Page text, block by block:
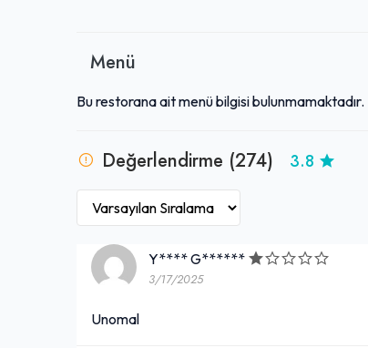
Menü
Bu restorana ait menü bilgisi bulunmamaktadır.
Değerlendirme (274) 3.8
Y**** G******
3/17/2025
Unomal